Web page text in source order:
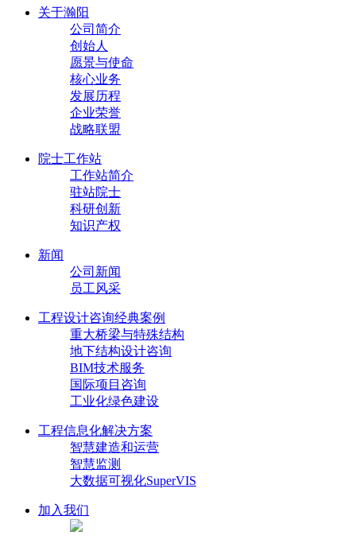
关于瀚阳
公司简介
创始人
愿景与使命
核心业务
发展历程
企业荣誉
战略联盟
院士工作站
工作站简介
驻站院士
科研创新
知识产权
新闻
公司新闻
员工风采
工程设计咨询经典案例
重大桥梁与特殊结构
地下结构设计咨询
BIM技术服务
国际项目咨询
工业化绿色建设
工程信息化解决方案
智慧建造和运营
智慧监测
大数据可视化SuperVIS
加入我们